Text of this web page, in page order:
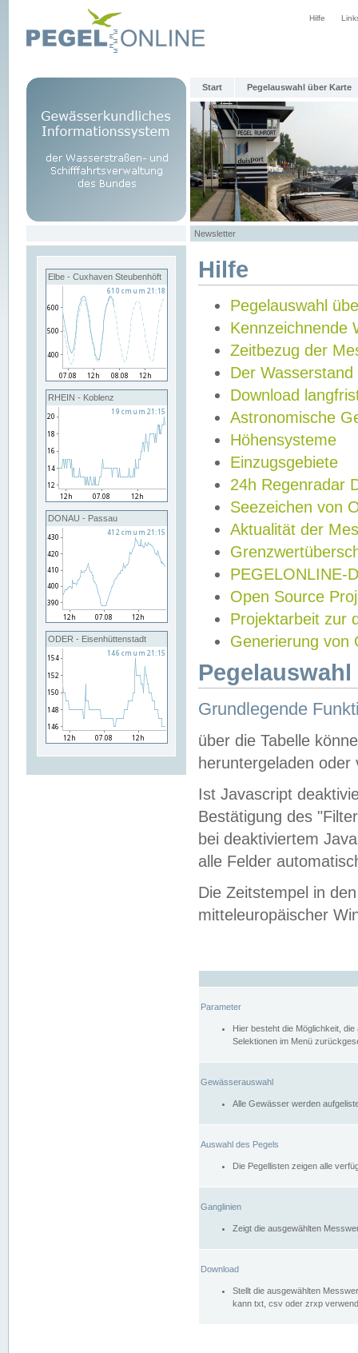
Hilfe
Start Pegelauswahl über Karte
Newsletter
Elbe - Cuxhaven Steubenhöft
RHEIN - Koblenz
DONAU - Passau
ODER - Eisenhüttenstadt
Hilfe
Pegelauswahl
Kennzeichnende
Zeitbezug der
Der Wasserstand
Download
Astronomische
Höhensysteme
Einzugsgebiete
24h Regenradar
Seezeichen von
Aktualität der
PEGELONLINE-
Open Source
Projektarbeit zur
Generierung von
Grundlegende
über die Tabelle
heruntergeladen oder
Ist Javascript
Bestätigung des
bei deaktiviertem
alle Felder
Die Zeitstempel in
mitteleuropäischer
Parameter
Hier besteht die Möglichkeit,
Selektionen im Menü
Gewässerauswahl
Alle Gewässer werden
Auswahl des Pegels
Die Pegellisten zeigen alle
Ganglinien
Zeigt die ausgewählten
Download
Stellt die ausgewählten
kann txt, csv oder zrxp